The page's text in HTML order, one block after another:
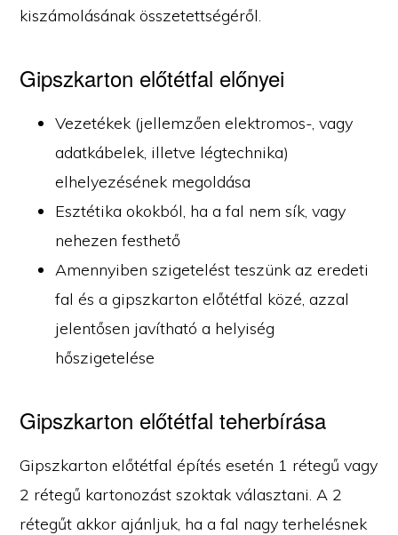
kiszámolásának összetettségéről.
Gipszkarton előtétfal előnyei
Vezetékek (jellemzően elektromos-, vagy
adatkábelek, illetve légtechnika)
elhelyezésének megoldása
Esztétika okokból, ha a fal nem sík, vagy
nehezen festhető
Amennyiben szigetelést teszünk az eredeti
fal és a gipszkarton előtétfal közé, azzal
jelentősen javítható a helyiség
hőszigetelése
Gipszkarton előtétfal teherbírása
Gipszkarton előtétfal építés esetén 1 rétegű vagy
2 rétegű kartonozást szoktak választani. A 2
rétegűt akkor ajánljuk, ha a fal nagy terhelésnek